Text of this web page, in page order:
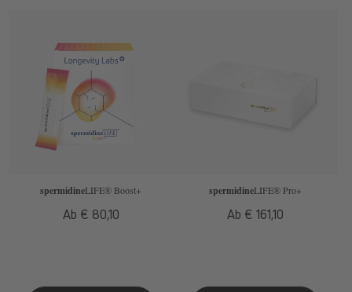
spermidineLIFE® Boost+
Normaler
Ab € 80,10
spermidineLIFE® Pro+
Normaler
Ab € 161,10